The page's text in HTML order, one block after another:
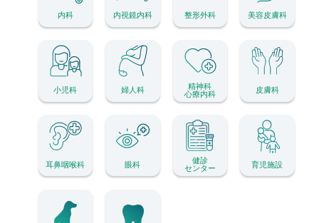
内科 内視鏡内科 整形外科 美容皮膚科
小児科 婦人科 精神科
心療内科 皮膚科
耳鼻咽喉科 眼科 健診
センター 育児施設